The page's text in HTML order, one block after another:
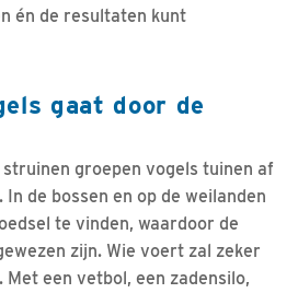
én de resultaten kunt
gaat door de
groepen vogels tuinen af
de bossen en op de weilanden
te vinden, waardoor de
zijn. Wie voert zal zeker
een vetbol, een zadensilo,